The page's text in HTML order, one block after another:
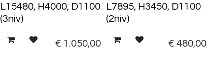
L15480, H4000, D1100
(3niv)
€ 1.050,00
L7895, H3450, D1100
(2niv)
€480,00